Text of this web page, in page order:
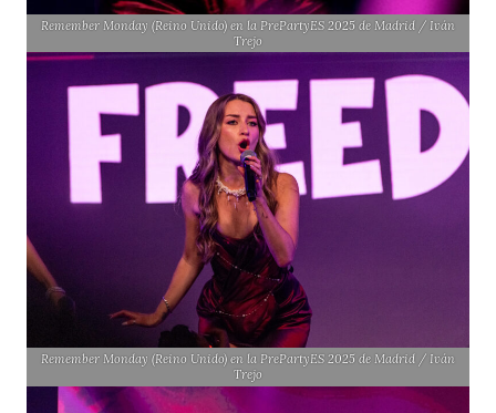
Remember Monday (Reino Unido) en la PrePartyES 2025 de Madrid / Iván
Trejo
Remember Monday (Reino Unido) en la PrePartyES 2025 de Madrid / Iván
Trejo